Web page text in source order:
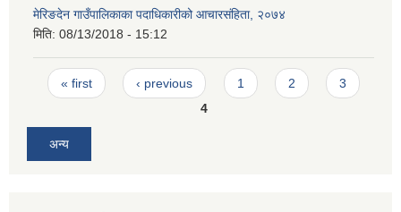
मेरिङदेन गाउँपालिकाका पदाधिकारीको आचारसंहिता, २०७४
मिति: 08/13/2018 - 15:12
Pages
« first ‹ previous 1 2
3
4
अन्य